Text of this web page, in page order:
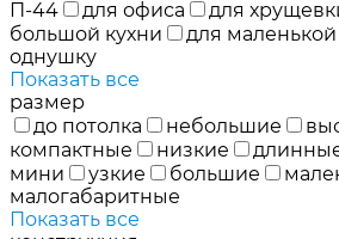
П-44
для офиса для
большой кухни
для маленькой
однушку
Показать все
размер
до потолка
небольшие
компактные
низкие
мини
узкие большие
малогабаритные
Показать все